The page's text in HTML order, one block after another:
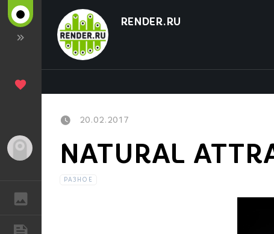
Гость
RENDER.RU
20.02.2017
NATURAL
РАЗНОЕ